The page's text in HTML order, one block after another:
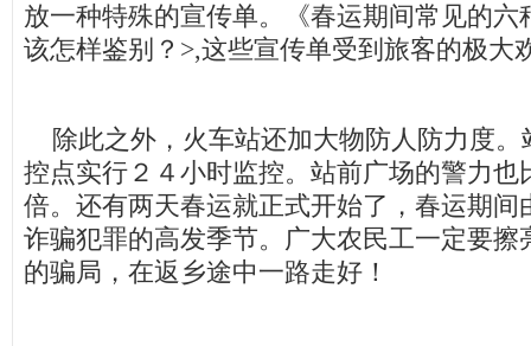
放一种特殊的宣传单。《春运期间常见的六
该怎样鉴别？>,这些宣传单受到旅客的极大
除此之外，火车站还加大物防人防力度。
控点实行２４小时监控。站前广场的警力也
倍。还有两天春运就正式开始了，春运期间
诈骗犯罪的高发季节。广大农民工一定要擦
的骗局，在返乡途中一路走好！